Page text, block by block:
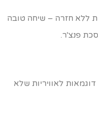
ללא חזרה – שיחה טובה
פנצ'ר.
כשנבחרים הנגנים הנכונים? 4 דוגמאות לאוויריות שלא